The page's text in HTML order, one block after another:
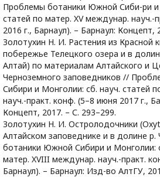
Проблемы ботаники Южной Сиби-ри и
статей по матер. XV междунар. науч.-
2016 г., Барнаул). – Барнаул: Концепт,
Золотухин Н. И. Растения из Красной
побережье Телецкого озера и в
Алтай) по материалам Алтайского и
Черноземного заповедников //
Сибири и Монголии: сб. науч. статей
науч.-практ. конф. (5–8 июня 2017 г.,
Концепт, 2017. – С. 293–299.
Золотухин Н. И. Остролодочники
Алтайском заповеднике и в долине
ботаники Южной Сибири и Монголии:
матер. XVIII междунар. науч.-практ.
Барнаул). – Барнаул: Изд-во АлтГУ,